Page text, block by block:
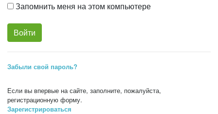
Запомнить меня на этом компьютере
Забыли свой пароль?
Если вы впервые на сайте, заполните, пожалуйста,
регистрационную форму.
Зарегистрироваться